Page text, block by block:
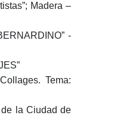
Madera –
-
Tema:
de la Ciudad de